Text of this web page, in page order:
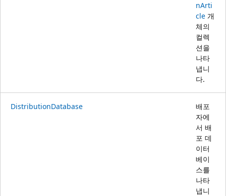
nArti
cle 개
체의
컬렉
션을
나타
냅니
다.
DistributionDatabase
배포
자에
서 배
포 데
이터
베이
스를
나타
냅니